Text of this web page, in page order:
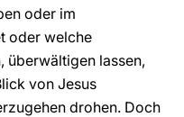
oder im
oder welche
überwältigen lassen,
von Jesus
drohen. Doch